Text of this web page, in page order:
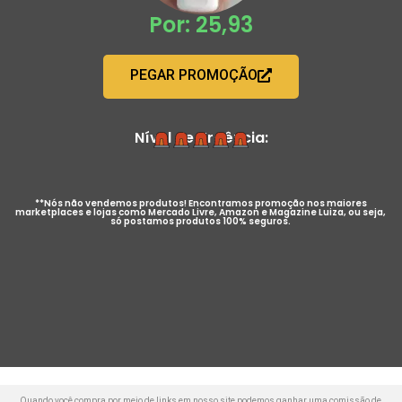
Por: 25,93
PEGAR PROMOÇÃO
Nível de Urgência:
**Nós não vendemos produtos! Encontramos promoção nos maiores
marketplaces e lojas como Mercado Livre, Amazon e Magazine Luiza, ou seja,
só postamos produtos 100% seguros.